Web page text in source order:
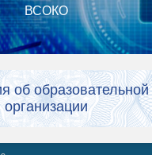
ВСОКО
об образовательной
организации